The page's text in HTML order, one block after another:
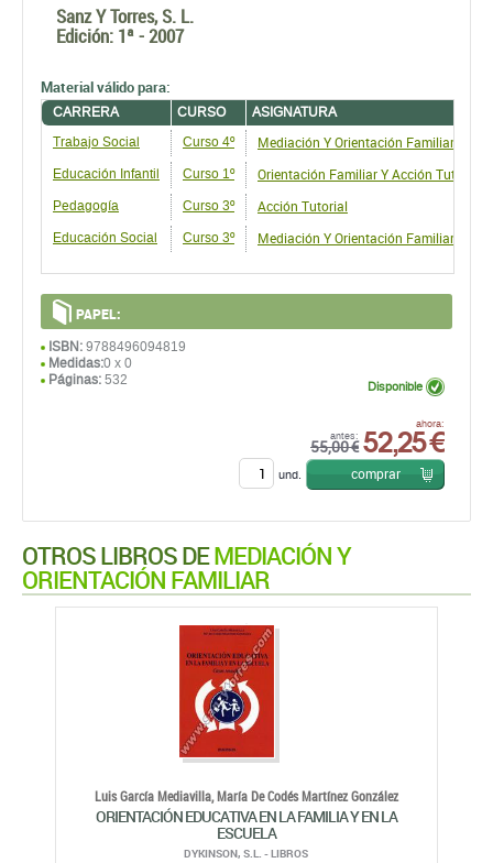
Sanz Y Torres, S. L.
Edición: 1ª - 2007
Material válido para:
CARRERA CURSO
ASIGNATURA
Trabajo Social
Curso 4º Mediación Y Orientación Familiar
Educación Infantil Curso 1º Orientación Familiar Y Acción Tutorial
Pedagogía Curso 3º Acción Tutorial
Educación Social Curso 3º Mediación Y Orientación Familiar
PAPEL:
ISBN: 9788496094819
Medidas:0 x 0
Páginas: 532
antes:
55,00 €
ahora:
52,25 €
Disponible
und. comprar
OTROS LIBROS DEMEDIACIÓN Y
ORIENTACIÓN FAMILIAR
Luis García Mediavilla,María De Codés Martínez González
ORIENTACIÓN EDUCATIVA EN LA FAMILIA Y EN LA
ESCUELA
DYKINSON, S.L. - LIBROS